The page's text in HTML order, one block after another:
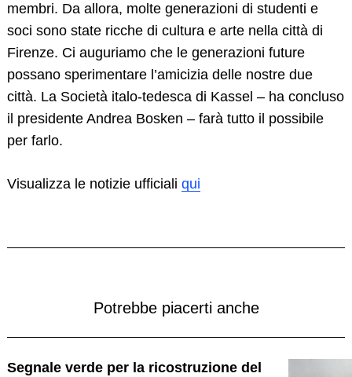
membri. Da allora, molte generazioni di studenti e
soci sono state ricche di cultura e arte nella città di
Firenze. Ci auguriamo che le generazioni future
possano sperimentare l’amicizia delle nostre due
città. La Società italo-tedesca di Kassel – ha concluso
il presidente Andrea Bosken – farà tutto il possibile
per farlo.
Visualizza le notizie ufficiali qui
Potrebbe piacerti anche
Segnale verde per la ricostruzione del